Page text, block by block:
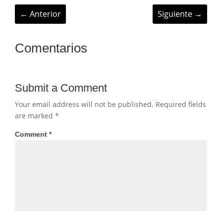
← Anterior Siguiente →
Comentarios
Submit a Comment
Your email address will not be published. Required fields
are marked *
Comment *